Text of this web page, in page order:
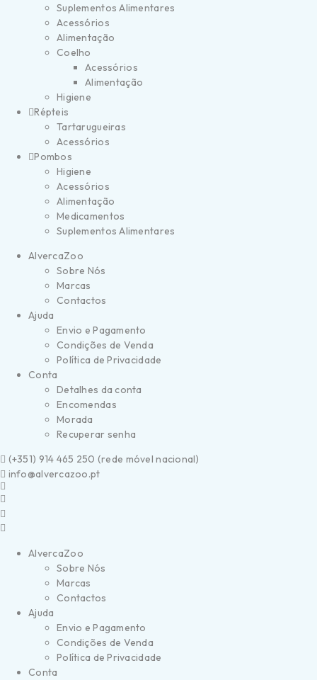
Suplementos Alimentares
Acessórios
Alimentação
Coelho
Acessórios
Alimentação
Higiene
Répteis
Tartarugueiras
Acessórios
Pombos
Higiene
Acessórios
Alimentação
Medicamentos
Suplementos Alimentares
AlvercaZoo
Sobre Nós
Marcas
Contactos
Ajuda
Envio e Pagamento
Condições de Venda
Política de Privacidade
Conta
Detalhes da conta
Encomendas
Morada
Recuperar senha
(+351) 914 465 250 (rede móvel nacional)
info@alvercazoo.pt
AlvercaZoo
Sobre Nós
Marcas
Contactos
Ajuda
Envio e Pagamento
Condições de Venda
Política de Privacidade
Conta